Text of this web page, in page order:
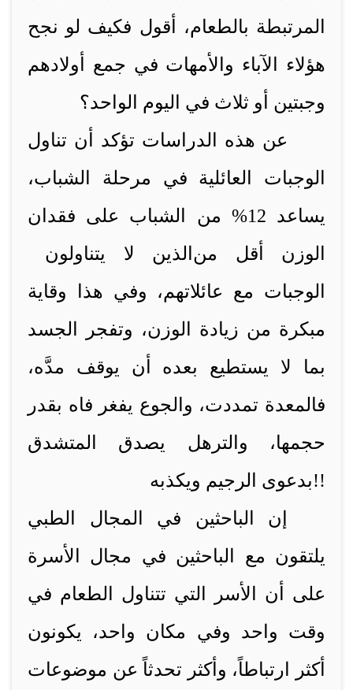
المرتبطة بالطعام، أقول فكيف لو نجح
هؤلاء الآباء والأمهات في جمع أولادهم
وجبتين أو ثلاث في اليوم الواحد؟
عن هذه الدراسات تؤكد أن تناول
الوجبات العائلية في مرحلة الشباب،
يساعد 12% من الشباب على فقدان
الوزن أقل من الذين لا يتناولون
الوجبات مع عائلاتهم، وفي هذا وقاية
مبكرة من زيادة الوزن، وتفجر الجسد
بما لا يستطيع بعده أن يوقف مدَّه،
فالمعدة تمددت، والجوع يفغر فاه بقدر
حجمها، والترهل يصدق المتشدق
بدعوى الرجيم ويكذبه!!
إن الباحثين في المجال الطبي
يلتقون مع الباحثين في مجال الأسرة
على أن الأسر التي تتناول الطعام في
وقت واحد وفي مكان واحد، يكونون
أكثر ارتباطاً، وأكثر تحدثاً عن موضوعات